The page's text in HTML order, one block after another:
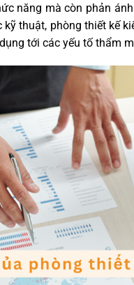
năng mà còn phản
thuật, phòng thiết kế
tới các yếu tố thẩm